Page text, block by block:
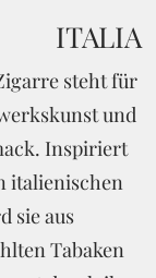
ITALIA
steht für
und
Inspiriert
italienischen
sie aus
Tabaken